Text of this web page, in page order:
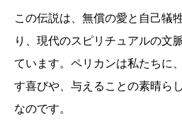
この伝説は、無償の愛と自己犠
り、現代のスピリチュアルの文
ています。ペリカンは私たちに
す喜びや、与えることの素晴ら
なのです。